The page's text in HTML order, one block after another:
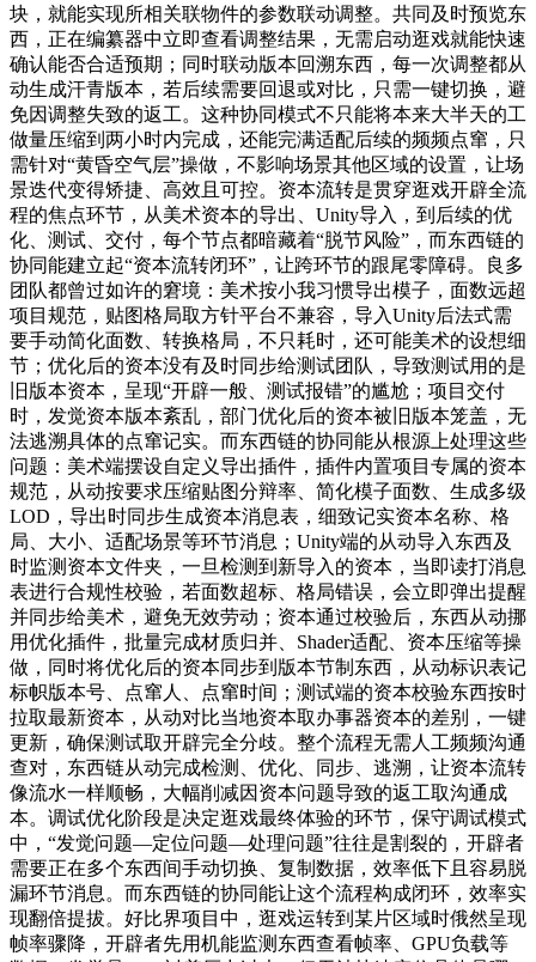
块，就能实现所相关联物件的参数联动调整。共同及时预览东
西，正在编纂器中立即查看调整结果，无需启动逛戏就能快速
确认能否合适预期；同时联动版本回溯东西，每一次调整都从
动生成汗青版本，若后续需要回退或对比，只需一键切换，避
免因调整失致的返工。这种协同模式不只能将本来大半天的工
做量压缩到两小时内完成，还能完满适配后续的频频点窜，只
需针对“黄昏空气层”操做，不影响场景其他区域的设置，让场
景迭代变得矫捷、高效且可控。资本流转是贯穿逛戏开辟全流
程的焦点环节，从美术资本的导出、Unity导入，到后续的优
化、测试、交付，每个节点都暗藏着“脱节风险”，而东西链的
协同能建立起“资本流转闭环”，让跨环节的跟尾零障碍。良多
团队都曾过如许的窘境：美术按小我习惯导出模子，面数远超
项目规范，贴图格局取方针平台不兼容，导入Unity后法式需
要手动简化面数、转换格局，不只耗时，还可能美术的设想细
节；优化后的资本没有及时同步给测试团队，导致测试用的是
旧版本资本，呈现“开辟一般、测试报错”的尴尬；项目交付
时，发觉资本版本紊乱，部门优化后的资本被旧版本笼盖，无
法逃溯具体的点窜记实。而东西链的协同能从根源上处理这些
问题：美术端摆设自定义导出插件，插件内置项目专属的资本
规范，从动按要求压缩贴图分辩率、简化模子面数、生成多级
LOD，导出时同步生成资本消息表，细致记实资本名称、格
局、大小、适配场景等环节消息；Unity端的从动导入东西及
时监测资本文件夹，一旦检测到新导入的资本，当即读打消息
表进行合规性校验，若面数超标、格局错误，会立即弹出提醒
并同步给美术，避免无效劳动；资本通过校验后，东西从动挪
用优化插件，批量完成材质归并、Shader适配、资本压缩等操
做，同时将优化后的资本同步到版本节制东西，从动标识表记
标帜版本号、点窜人、点窜时间；测试端的资本校验东西按时
拉取最新资本，从动对比当地资本取办事器资本的差别，一键
更新，确保测试取开辟完全分歧。整个流程无需人工频频沟通
查对，东西链从动完成检测、优化、同步、逃溯，让资本流转
像流水一样顺畅，大幅削减因资本问题导致的返工取沟通成
本。调试优化阶段是决定逛戏最终体验的环节，保守调试模式
中，“发觉问题—定位问题—处理问题”往往是割裂的，开辟者
需要正在多个东西间手动切换、复制数据，效率低下且容易脱
漏环节消息。而东西链的协同能让这个流程构成闭环，效率实
现翻倍提拔。好比界项目中，逛戏运转到某片区域时俄然呈现
帧率骤降，开辟者先用机能监测东西查看帧率、GPU负载等